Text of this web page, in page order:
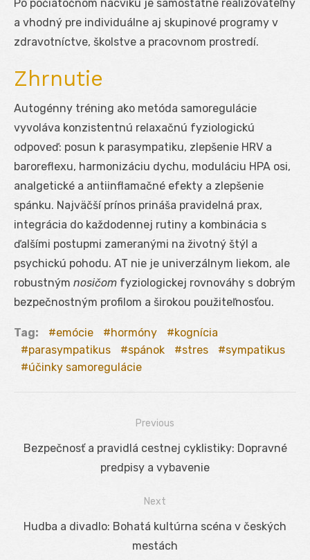
Po počiatočnom nácviku je samostatne realizovateľný
a vhodný pre individuálne aj skupinové programy v
zdravotníctve, školstve a pracovnom prostredí.
Zhrnutie
Autogénny tréning ako metóda samoregulácie
vyvoláva konzistentnú relaxačnú fyziologickú
odpoveď: posun k parasympatiku, zlepšenie HRV a
baroreflexu, harmonizáciu dychu, moduláciu HPA osi,
analgetické a antiinflamačné efekty a zlepšenie
spánku. Najväčší prínos prináša pravidelná prax,
integrácia do každodennej rutiny a kombinácia s
ďalšími postupmi zameranými na životný štýl a
psychickú pohodu. AT nie je univerzálnym liekom, ale
robustným nosičom fyziologickej rovnováhy s dobrým
bezpečnostným profilom a širokou použiteľnosťou.
Tag: emócie hormóny
kognícia
parasympatikus
spánok stres
sympatikus
účinky samoregulácie
Navigácia
Previous
Previous
Bezpečnosť a pravidlá cestnej cyklistiky: Dopravné
predpisy a vybavenie
Next
Next
Hudba a divadlo: Bohatá kultúrna scéna v českých
mestách